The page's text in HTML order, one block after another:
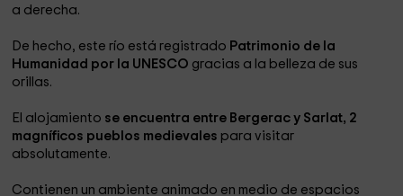
a derecha.
De hecho, este río está registrado Patrimonio de la
Humanidad por la UNESCO gracias a la belleza de sus
orillas.
El alojamiento se encuentra entre Bergerac y Sarlat, 2
magníficos pueblos medievales para visitar
absolutamente.
Contienen un ambiente animado en medio de espacios